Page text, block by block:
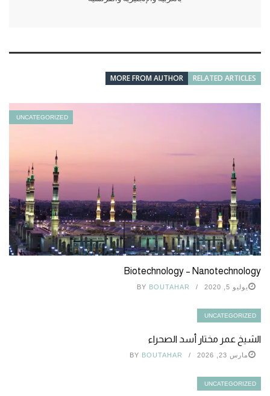
RELATED ARTICLES
MORE FROM AUTHOR
UNCATEGORIZED
Biotechnology – Nanotechnology
يوليو 5, 2020 BY BOUTAHAR
UNCATEGORIZED
الشيخ عمر مختار أسد الصحراء
مارس 23, 2026 BY BOUTAHAR
UNCATEGORIZED